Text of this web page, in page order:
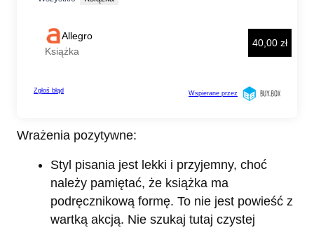
Wrażenia pozytywne:
Styl pisania jest lekki i przyjemny, choć
należy pamiętać, że książka ma
podręcznikową formę. To nie jest powieść z
wartką akcją. Nie szukaj tutaj czystej